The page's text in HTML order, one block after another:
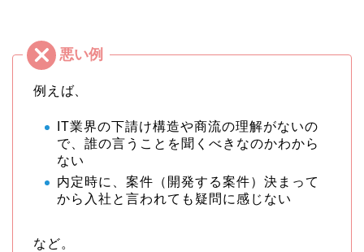
例えば、
IT業界の下請け構造や商流の理解がないの
で、誰の言うことを聞くべきなのかわから
ない
内定時に、案件（開発する案件）決まって
から入社と言われても疑問に感じない
など。